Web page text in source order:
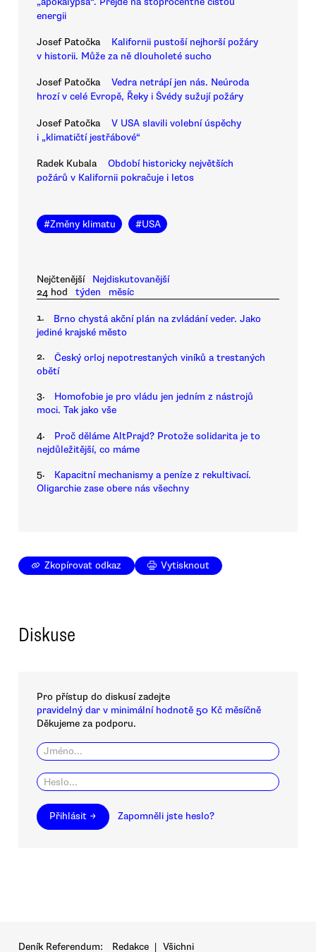
energii
Josef Patočka
Kalifornii pustoší nejhorší požáry
v historii. Může za ně dlouholeté sucho
Josef Patočka
Vedra netrápí jen nás. Neúroda
hrozí v celé Evropě, Řeky i Švédy sužují požáry
Josef Patočka
V USA slavili volební úspěchy
i „klimatičtí jestřábové“
Radek Kubala
Období historicky největších
požárů v Kalifornii pokračuje i letos
#Změny klimatu #USA
Nejčtenější
Nejdiskutovanější
24 hod
týden měsíc
1.
Brno chystá akční plán na zvládání veder. Jako
jediné krajské město
2.
Český orloj nepotrestaných viníků a trestaných
obětí
3.
Homofobie je pro vládu jen jedním z nástrojů
moci. Tak jako vše
4.
Proč děláme AltPrajd? Protože solidarita je to
nejdůležitější, co máme
5.
Kapacitní mechanismy a peníze z rekultivací.
Oligarchie zase obere nás všechny
Zkopírovat odkaz Vytisknout
Diskuse
Pro přístup do diskusí zadejte
pravidelný dar v minimální hodnotě 50 Kč měsíčně
Děkujeme za podporu.
Přihlásit → Zapomněli jste heslo?
Deník Referendum: Redakce | Všichni